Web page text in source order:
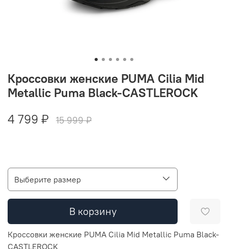
Кроссовки женские PUMA Cilia Mid
Metallic Puma Black-CASTLEROCK
4 799 ₽
15 999 ₽
Выберите размер
В корзину
Кроссовки женские PUMA Cilia Mid Metallic Puma Black-
CASTLEROCK